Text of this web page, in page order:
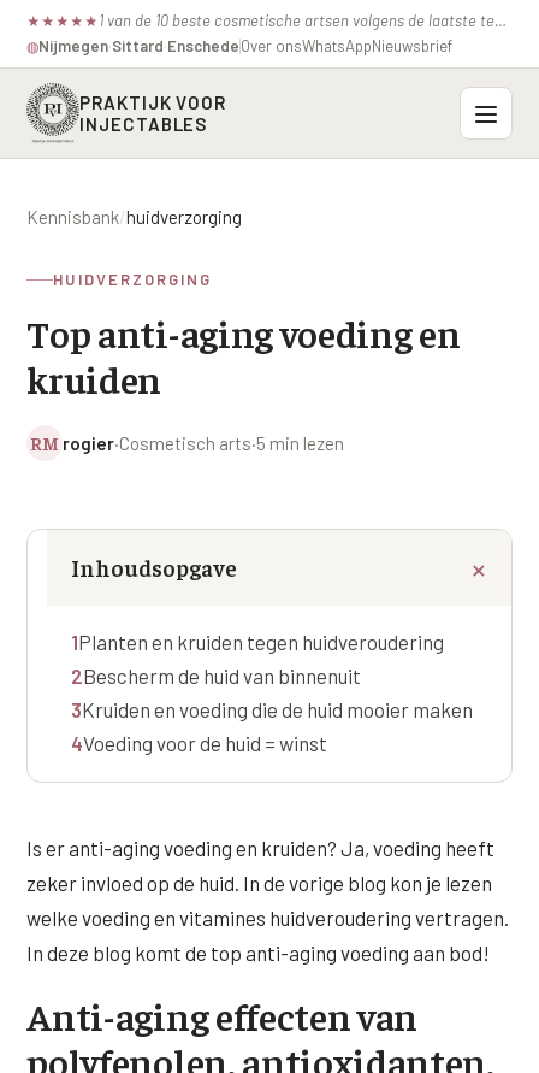
★ ★ ★ ★ ★ 1 van de 10 beste cosmetische artsen volgens de laatste test van de consumentenbond.
◍Nijmegen·Sittard·EnschedeOver onsWhatsAppNieuwsbrief
PRAKTIJK VOOR
INJECTABLES
Voorhoofdsrimpels
Fronsrimpel
Wenkbrauwen
Kraaienpootjes
Donkere kringen onder de ogen
Ingevallen slapen
Lippen
Marionetlijnen
Mondhoeken
Verticale liplijntjes
Jukbeenderen
Botox / anti-rimpel
Azzalure
Juvéderm Volux
Juvéderm Volift
Juvéderm Volbella
Prostrolane
Radiesse
Restylane
Saypha Filler
Saypha Volume
Profielen
VEROUDERING
Erfelijke Jowl Profiel
Menopauze Veroudering profiel
Overgevoelige Huid Profiel
Chronische ontstekingsprofiel
LIFESTYLE / MODERN
Instagram Gezicht Profiel
Prijzen
Contact
085 40 13 678
Kennisbank/huidverzorging
HUIDVERZORGING
Top anti-aging voeding en
kruiden
RM rogier·Cosmetisch arts·5 min lezen
Inhoudsopgave
1Planten en kruiden tegen huidveroudering
2Bescherm de huid van binnenuit
3Kruiden en voeding die de huid mooier maken
4Voeding voor de huid = winst
Is er anti-aging voeding en kruiden? Ja, voeding heeft
zeker invloed op de huid. In de vorige blog kon je lezen
welke voeding en vitamines huidveroudering vertragen.
In deze blog komt de top anti-aging voeding aan bod!
Anti-aging effecten van
polyfenolen, antioxidanten,